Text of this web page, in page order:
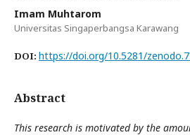
Imam Muhtarom
Universitas Singaperbangsa Karawang
DOI: https://doi.org/10.5281/
Abstract
This research is motivated by the